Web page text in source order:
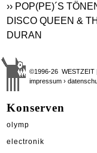
›› POP(PE)´S
DISCO QUEEN &
DURAN
©1996-26 WESTZEIT
impressum ›
Konserven
olymp
electronik